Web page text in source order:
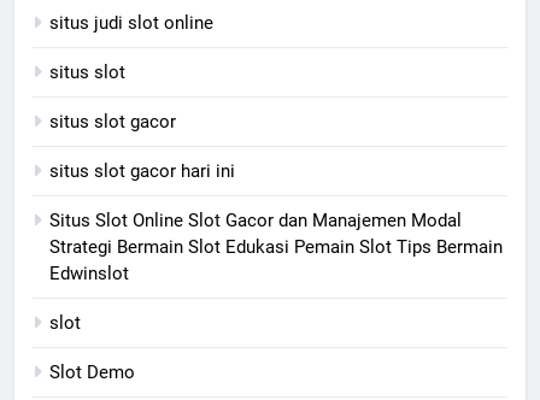
situs judi slot online
situs slot
situs slot gacor
situs slot gacor hari ini
Situs Slot Online Slot Gacor dan Manajemen Modal
Strategi Bermain Slot Edukasi Pemain Slot Tips Bermain
Edwinslot
slot
Slot Demo